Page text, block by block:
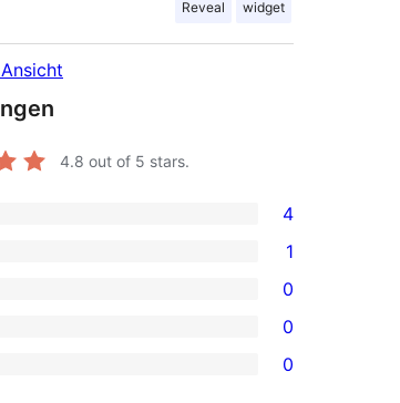
Reveal widget
4.8 out of 5 stars.
4
1
0
0
0